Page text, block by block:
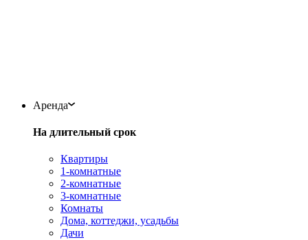
Аренда
На длительный срок
Квартиры
1-комнатные
2-комнатные
3-комнатные
Комнаты
Дома, коттеджи, усадьбы
Дачи